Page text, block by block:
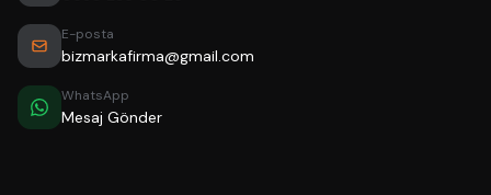
E-posta
bizmarkafirma@gmail.com
WhatsApp
Mesaj Gönder